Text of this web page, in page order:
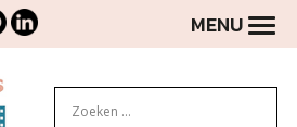
MENU